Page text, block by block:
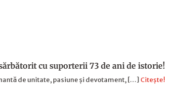
cu suporterii 73 de ani de istorie!
de unitate, pasiune și devotament, […] Citește!